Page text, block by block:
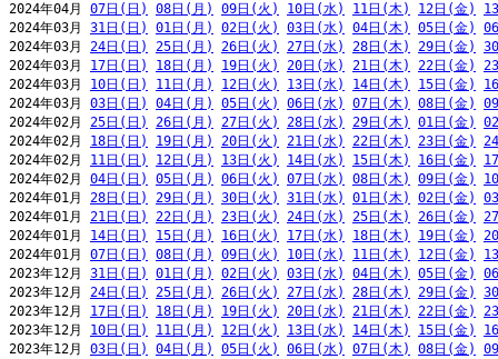
2024年04月 07日(日) 08日(月) 09日(火) 10日(水) 11日(木) 12日(金)
2024年03月 31日(日) 01日(月) 02日(火) 03日(水) 04日(木) 05日(金)
2024年03月 24日(日) 25日(月) 26日(火) 27日(水) 28日(木) 29日(金)
2024年03月 17日(日) 18日(月) 19日(火) 20日(水) 21日(木) 22日(金)
2024年03月 10日(日) 11日(月) 12日(火) 13日(水) 14日(木) 15日(金)
2024年03月 03日(日) 04日(月) 05日(火) 06日(水) 07日(木) 08日(金)
2024年02月 25日(日) 26日(月) 27日(火) 28日(水) 29日(木) 01日(金)
2024年02月 18日(日) 19日(月) 20日(火) 21日(水) 22日(木) 23日(金)
2024年02月 11日(日) 12日(月) 13日(火) 14日(水) 15日(木) 16日(金)
2024年02月 04日(日) 05日(月) 06日(火) 07日(水) 08日(木) 09日(金)
2024年01月 28日(日) 29日(月) 30日(火) 31日(水) 01日(木) 02日(金)
2024年01月 21日(日) 22日(月) 23日(火) 24日(水) 25日(木) 26日(金)
2024年01月 14日(日) 15日(月) 16日(火) 17日(水) 18日(木) 19日(金)
2024年01月 07日(日) 08日(月) 09日(火) 10日(水) 11日(木) 12日(金)
2023年12月 31日(日) 01日(月) 02日(火) 03日(水) 04日(木) 05日(金)
2023年12月 24日(日) 25日(月) 26日(火) 27日(水) 28日(木) 29日(金)
2023年12月 17日(日) 18日(月) 19日(火) 20日(水) 21日(木) 22日(金)
2023年12月 10日(日) 11日(月) 12日(火) 13日(水) 14日(木) 15日(金)
2023年12月 03日(日) 04日(月) 05日(火) 06日(水) 07日(木) 08日(金)